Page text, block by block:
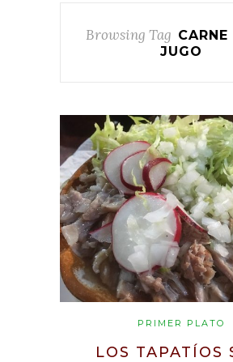
Browsing Tag CARNE
JUGO
PRIMER PLATO
LOS TAPATÍOS